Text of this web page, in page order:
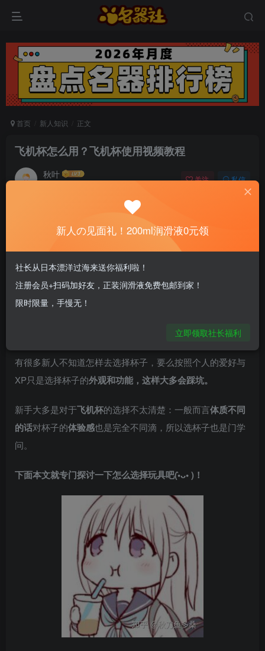
首页 新人知识 正文
飞机杯怎么用？飞机杯使用视频教程
秋叶 关注 私信
📢 社长提示：新用户注册并加好友，免费领
200ml润滑液哦～
看到这个标题各位知友千万不要误会，我跟大家一样都是正
经人。使用视频什么的当然是~~没有的。
有很多新人不知道怎样去选择杯子，要么按照个人的爱好与
XP只是选择杯子的外观和功能，这样大多会踩坑。
新手大多是对于飞机杯的选择不太清楚：一般而言体质不同
的话对杯子的体验感也是完全不同滴，所以选杯子也是门学
问。
下面本文就专门探讨一下怎么选择玩具吧(•̀ᴗ• )！
新人の见面礼！200ml润滑液0元领
社长从日本漂洋过海来送你福利啦！
注册会员+扫码加好友，正装润滑液免费包邮到家！
限时限量，手慢无！
立即领取社长福利